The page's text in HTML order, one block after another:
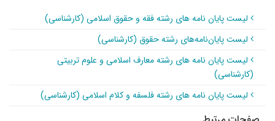
لیست پایان نامه های رشته فقه و حقوق اسلامی (کارشناسی)
لیست پایان‌نامه‌های رشته حقوق (کارشناسی)
لیست پایان نامه های رشته معارف اسلامی و علوم تربیتی
(کارشناسی)
لیست پایان نامه های رشته فلسفه و کلام اسلامی (کارشناسی)